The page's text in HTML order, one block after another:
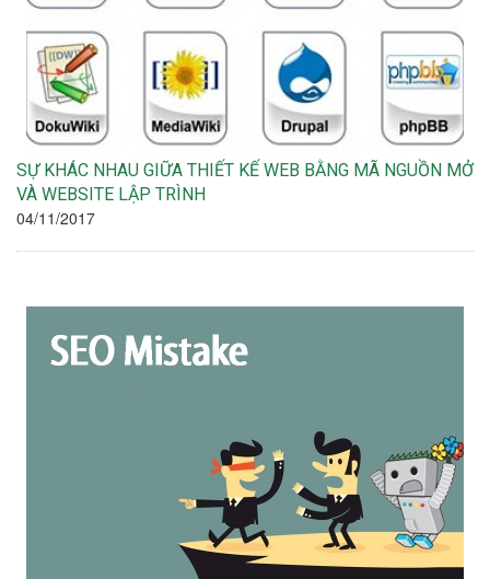
SỰ KHÁC NHAU GIỮA THIẾT KẾ WEB BẰNG MÃ NGUỒN MỞ
VÀ WEBSITE LẬP TRÌNH
04/11/2017